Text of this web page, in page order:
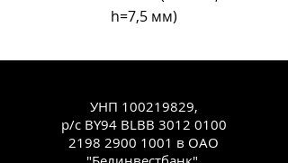
h=7,5 мм)
УНП 100219829,
р/с BY94 BLBB 3012 0100
2198 2900 1001 в ОАО